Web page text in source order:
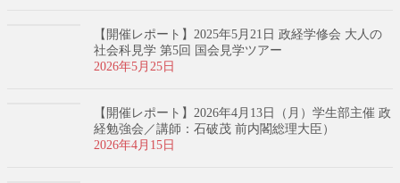
【開催レポート】2025年5月21日 政経学修会 大人の
社会科見学 第5回 国会見学ツアー
2026年5月25日
【開催レポート】2026年4月13日（月）学生部主催 政
経勉強会／講師：石破茂 前内閣総理大臣）
2026年4月15日